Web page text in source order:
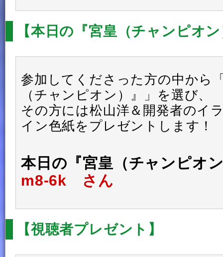
【本日の『宮皇（チャンピオ
参加してくださった方の中から
（チャンピオン）』」を選び、
その方には松山洋＆開発者のイ
イン色紙をプレゼントします！
本日の『宮皇（チャンピオ
m8-6k さん
【視聴者プレゼント】